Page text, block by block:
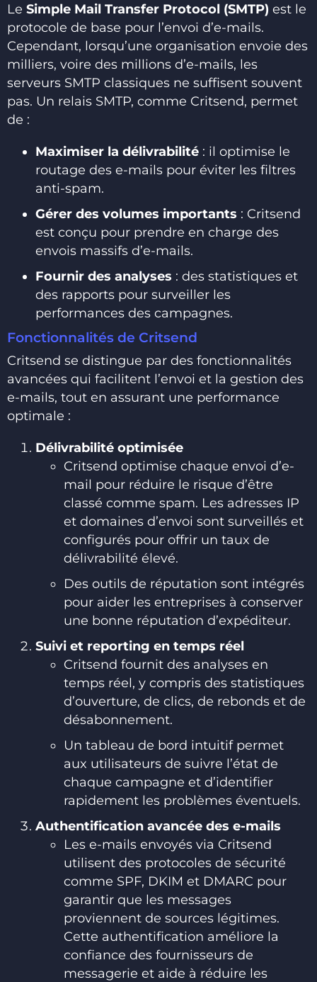
Le Simple Mail Transfer Protocol (SMTP) est le
protocole de base pour l’envoi d’e-mails.
Cependant, lorsqu’une organisation envoie des
milliers, voire des millions d’e-mails, les
serveurs SMTP classiques ne suffisent souvent
pas. Un relais SMTP, comme Critsend, permet
de :
Maximiser la délivrabilité : il optimise le
routage des e-mails pour éviter les filtres
anti-spam.
Gérer des volumes importants : Critsend
est conçu pour prendre en charge des
envois massifs d’e-mails.
Fournir des analyses : des statistiques et
des rapports pour surveiller les
performances des campagnes.
Fonctionnalités de Critsend
Critsend se distingue par des fonctionnalités
avancées qui facilitent l’envoi et la gestion des
e-mails, tout en assurant une performance
optimale :
Délivrabilité optimisée
Critsend optimise chaque envoi d’e-
mail pour réduire le risque d’être
classé comme spam. Les adresses IP
et domaines d’envoi sont surveillés et
configurés pour offrir un taux de
délivrabilité élevé.
Des outils de réputation sont intégrés
pour aider les entreprises à conserver
une bonne réputation d’expéditeur.
Suivi et reporting en temps réel
Critsend fournit des analyses en
temps réel, y compris des statistiques
d’ouverture, de clics, de rebonds et de
désabonnement.
Un tableau de bord intuitif permet
aux utilisateurs de suivre l’état de
chaque campagne et d’identifier
rapidement les problèmes éventuels.
Authentification avancée des e-mails
Les e-mails envoyés via Critsend
utilisent des protocoles de sécurité
comme SPF, DKIM et DMARC pour
garantir que les messages
proviennent de sources légitimes.
Cette authentification améliore la
confiance des fournisseurs de
messagerie et aide à réduire les